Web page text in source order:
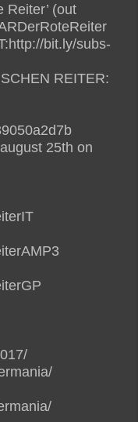
Reiter’ (out
bit.ly/subs-
REITER:
25th on